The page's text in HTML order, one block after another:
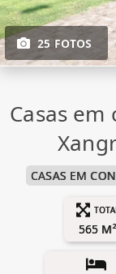
25 FOTOS
Casas
CASAS EM
TOTAL
565 M²